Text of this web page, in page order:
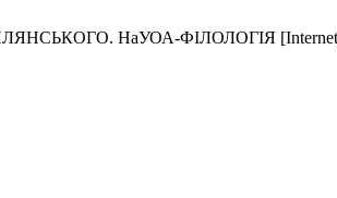
НаУОА-ФІЛОЛОГІЯ [Internet].